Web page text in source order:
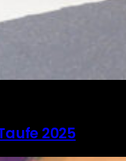
2025